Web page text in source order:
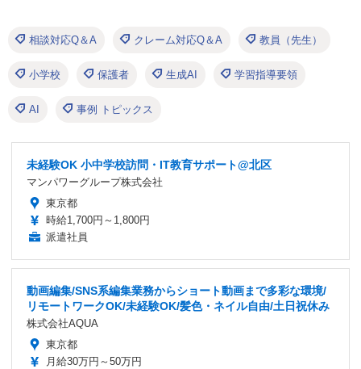
相談対応Q＆A クレーム対応Q＆A 教員（先生）
小学校 保護者 生成AI 学習指導要領
AI 事例 トピックス
未経験OK 小中学校訪問・IT教育サポート@北区
マンパワーグループ株式会社
東京都
時給1,700円～1,800円
派遣社員
動画編集/SNS系編集業務からショート動画まで多彩な環境/
リモートワークOK/未経験OK/髪色・ネイル自由/土日祝休み
株式会社AQUA
東京都
月給30万円～50万円